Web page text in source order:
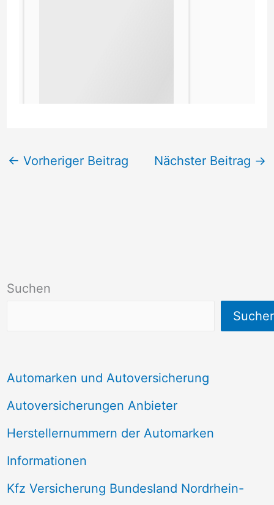
Suchen
Automarken und Autoversicherung
Autoversicherungen Anbieter
Herstellernummern der Automarken
Informationen
Kfz Versicherung Bundesland Nordrhein-
← Vorheriger Beitrag Nächster Beitrag →